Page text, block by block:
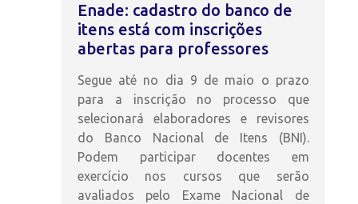
Enade: cadastro do banco de
itens está com inscrições
abertas para professores
Segue até no dia 9 de maio o prazo
para a inscrição no processo que
selecionará elaboradores e revisores
do Banco Nacional de Itens (BNI).
Podem participar docentes em
exercício nos cursos que serão
avaliados pelo Exame Nacional de